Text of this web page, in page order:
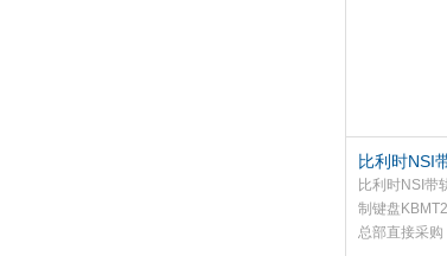
比利时NSI
控制键盘
比利时NSI带
制键盘
总部直接采购